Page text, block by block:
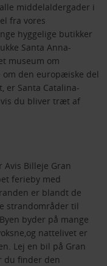
middelaldergader i
fra vores
hyggelige butikker
Santa Anna-
museum om
den europæiske del
er Santa Catalina-
du bliver træt af
Billeje Gran
ferieby med
er blandt de
strandområder til
byder på mange
nattelivet er
Lej en bil på Gran
du finder den